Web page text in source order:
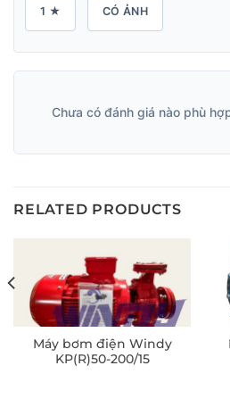
1 ★ CÓ ẢNH
Chưa có đánh giá nào phù
RELATED PRODUCTS
Máy bơm điện Windy
KP(R)50-200/15